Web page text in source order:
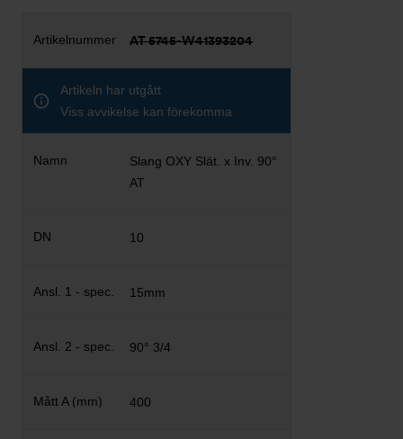
AT 5745-W41393204
Artikeln har utgått
Viss avvikelse kan förekomma
Slang OXY Slät. x Inv. 90°
AT
10
15mm
90° 3/4
400